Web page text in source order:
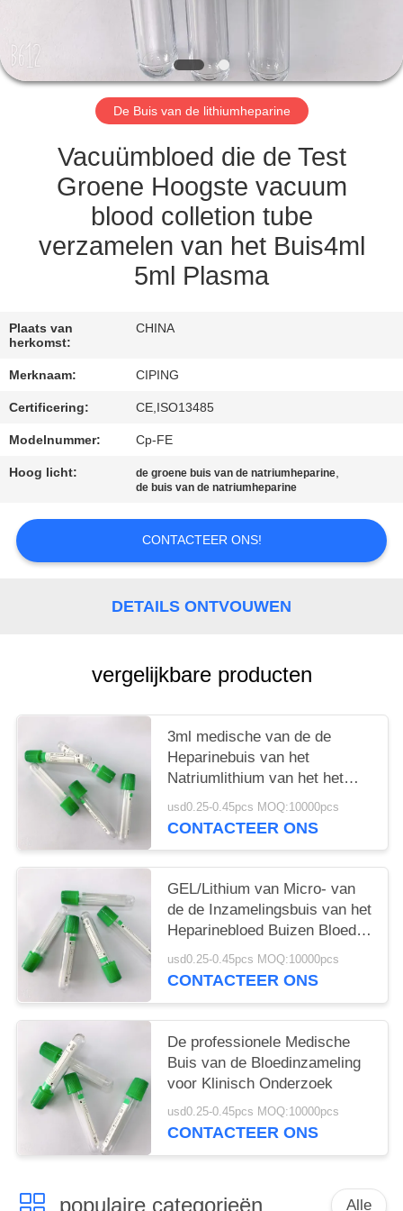
VERZOEK
CITAAT
SITEMAP
POLICY
De Buis van de lithiumheparine
Vacuümbloed die de Test
Groene Hoogste vacuum
blood colletion tube
verzamelen van het Buis4ml
5ml Plasma
Plaats van
herkomst:
CHINA
Merknaam: CIPING
Certificering: CE,ISO13485
Modelnummer: Cp-FE
Hoog licht: de groene buis van de natriumheparine,
de buis van de natriumheparine
CONTACTEER ONS!
DETAILS ONTVOUWEN
vergelijkbare producten
3ml medische van de de
Heparinebuis van het
Natriumlithium van het het
Natriumcitraat het Bloedbuis
usd0.25-0.45pcs MOQ:10000pcs
CONTACTEER ONS
GEL/Lithium van Micro- van
de de Inzamelingsbuis van het
Heparinebloed Buizen Bloed
de Duidelijke vacuum blood
colletion tube
usd0.25-0.45pcs MOQ:10000pcs
CONTACTEER ONS
De professionele Medische
Buis van de Bloedinzameling
voor Klinisch Onderzoek
usd0.25-0.45pcs MOQ:10000pcs
CONTACTEER ONS
populaire categorieën Alle